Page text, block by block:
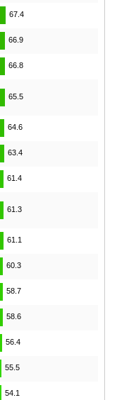
67.4
66.9
66.8
65.5
64.6
63.4
61.4
61.3
61.1
60.3
58.7
58.6
56.4
55.5
54.1